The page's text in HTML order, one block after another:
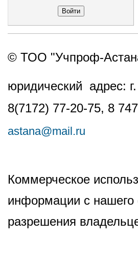
© ТОО "Учпроф-
юридический адрес:
8(7172) 77-20-75, 8
astana@mail.ru
Коммерческое
информации с нашего
разрешения